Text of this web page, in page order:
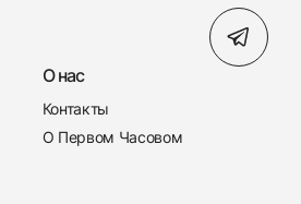
О нас
Контакты
О Первом Часовом